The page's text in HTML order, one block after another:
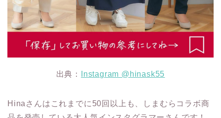
出典： Instagram @hinask55
Hinaさんはこれまでに50回以上も、しまむらコラボ商